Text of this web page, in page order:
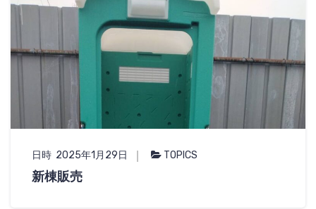
日時 2025年1月29日 TOPICS
新棟販売